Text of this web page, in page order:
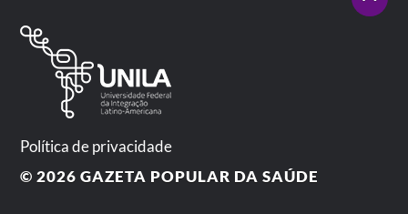
Política de privacidade
© 2026GAZETA POPULAR DA SAÚDE